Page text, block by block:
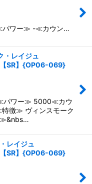
ワー≫ -≪カウン…
・レイジュ
SR】{OP06-069}
ワー≫ 5000≪カウ
徴≫ ヴィンスモーク
≫&nbs…
レイジュ
SR】{OP06-069}